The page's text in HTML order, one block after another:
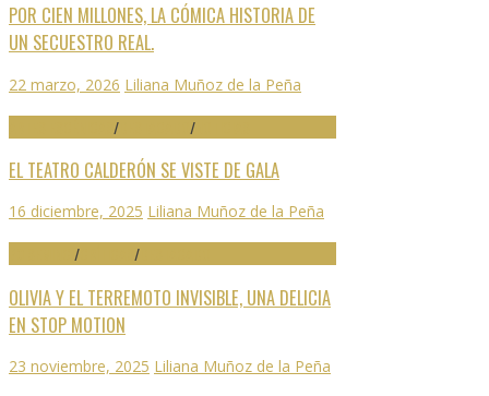
POR CIEN MILLONES, LA CÓMICA HISTORIA DE
UN SECUESTRO REAL.
22 marzo, 2026 Liliana Muñoz de la Peña
/ /
EL TEATRO CALDERÓN SE VISTE DE GALA
16 diciembre, 2025 Liliana Muñoz de la Peña
/ /
OLIVIA Y EL TERREMOTO INVISIBLE, UNA DELICIA
EN STOP MOTION
23 noviembre, 2025 Liliana Muñoz de la Peña